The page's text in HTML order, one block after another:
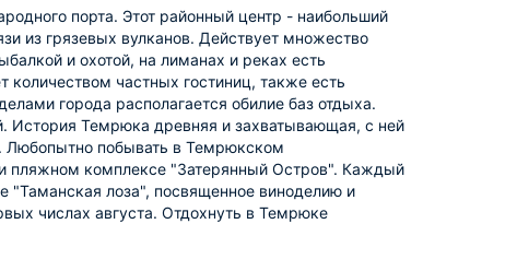
порта. Этот районный центр - наибольший
из грязевых вулканов. Действует множество
и охотой, на лиманах и реках есть
частных гостиниц, также есть
города располагается обилие баз отдыха.
История Темрюка древняя и захватывающая, с ней
Любопытно побывать в Темрюкском
пляжном комплексе "Затерянный Остров". Каждый
"Таманская лоза", посвященное виноделию и
числах августа. Отдохнуть в Темрюке